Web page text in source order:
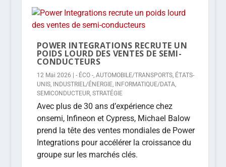
POWER INTEGRATIONS RECRUTE UN
POIDS LOURD DES VENTES DE SEMI-
CONDUCTEURS
12 Mai 2026 - ÉCO -, AUTOMOBILE/TRANSPORTS, ÉTATS-
UNIS, INDUSTRIEL/ÉNERGIE, INFORMATIQUE/DATA,
SEMICONDUCTEUR, STRATÉGIE
Avec plus de 30 ans d’expérience chez
onsemi, Infineon et Cypress, Michael Balow
prend la tête des ventes mondiales de Power
Integrations pour accélérer la croissance du
groupe sur les marchés clés.